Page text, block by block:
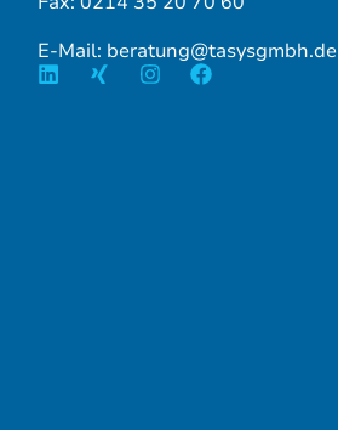
E-Mail: beratung@tasysgmbh.de